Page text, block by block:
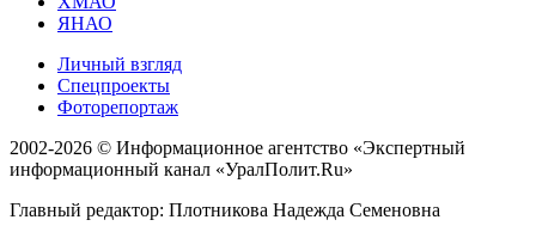
ЯНАО
Личный взгляд
Спецпроекты
Фоторепортаж
2002-2026 © Информационное агентство «Экспертный
информационный канал «УралПолит.Ru»
Главный редактор: Плотникова Надежда Семеновна